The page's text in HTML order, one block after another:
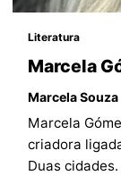
Literatura
Marcela
Marcela
Marcela
criadora
Duas